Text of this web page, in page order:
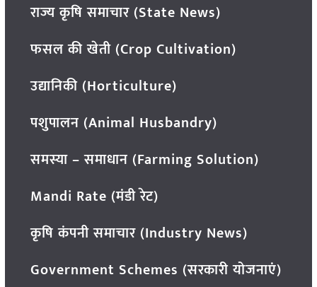
राज्य कृषि समाचार (State News)
फसल की खेती (Crop Cultivation)
उद्यानिकी (Horticulture)
पशुपालन (Animal Husbandry)
समस्या – समाधान (Farming Solution)
Mandi Rate (मंडी रेट)
कृषि कंपनी समाचार (Industry News)
Government Schemes (सरकारी योजनाएं)